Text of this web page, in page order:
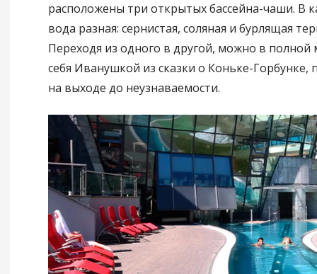
расположены три открытых бассейна-чаши. В
вода разная: сернистая, соляная и бурлящая
Переходя из одного в другой, можно в
себя Иванушкой из сказки о Коньке-Горбунке,
на выходе до неузнаваемости.